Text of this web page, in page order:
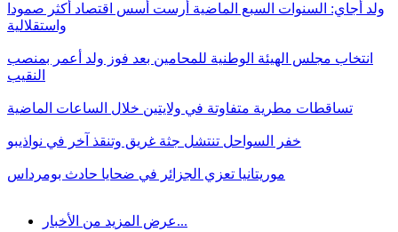
ولد أجاي: السنوات السبع الماضية أرست أسس اقتصاد أكثر صمودا
واستقلالية
انتخاب مجلس الهيئة الوطنية للمحامين بعد فوز ولد أعمر بمنصب
النقيب
تساقطات مطرية متفاوتة في ولايتين خلال الساعات الماضية
خفر السواحل تنتشل جثة غريق وتنقذ آخر في نواذيبو
موريتانيا تعزي الجزائر في ضحايا حادث بومرداس
عرض المزيد من الأخبار...